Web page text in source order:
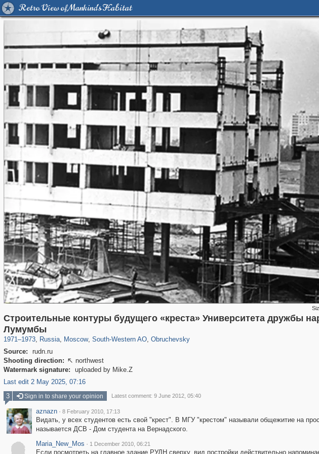
Retro View of Mankind's Habitat
Строительные контуры будущего «креста» Университета дружбы
Лумумбы
1971–1973, Russia, Moscow
319,864
, South-Western AO, Obruchevsky
Source:
rudn.ru
Shooting direction:  northwest
Watermark signature:
uploaded by Mike.Z
Last edit 2 May 2025, 07:16
3 Sign in to share your opinion Latest comment: 9 June 2012, 05:40
aznazn · 8 February 2010, 17:13
Видать, у всех студентов есть свой "крест". В МГУ "крестом" называли общежитие на
называется ДСВ - Дом студента на Вернадского.
Maria_New_Mos · 1 December 2010, 06:21
Если посмотреть на главное здание РУДН сверху, вид постройки действительно